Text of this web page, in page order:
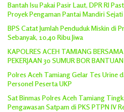
Bantah Isu Pakai Pasir Laut, DPR RI
Proyek Pengaman Pantai Mandiri
BPS Catat Jumlah Penduduk Miskin di
Sebanyak, 10,40 Ribu Jiwa
KAPOLRES ACEH TAMIANG
PEKERJAAN 30 SUMUR BOR
Polres Aceh Tamiang Gelar Tes Urine
Personel Peserta UKP
Sat Binmas Polres Aceh Tamiang
Pengawasan Satpam di PKS PTPN IV